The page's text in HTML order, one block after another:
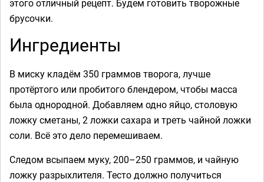
этого отличный рецепт. Будем готовить творожные
брусочки.
Ингредиенты
В миску кладём 350 граммов творога, лучше
протёртого или пробитого блендером, чтобы масса
была однородной. Добавляем одно яйцо, столовую
ложку сметаны, 2 ложки сахара и треть чайной ложки
соли. Всё это дело перемешиваем.
Следом всыпаем муку, 200–250 граммов, и чайную
ложку разрыхлителя. Тесто должно получиться